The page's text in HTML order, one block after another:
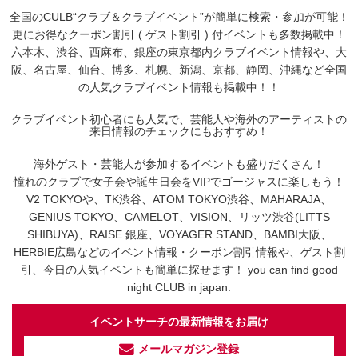
全国のCULB“クラブ＆クラブイベント”が簡単に検索・参加が可能！
更にお得なクーポン割引 ( ゲスト割引 ) 付イベントも多数掲載中！
六本木、渋谷、西麻布、銀座の東京都内クラブイベント情報や、大
阪、名古屋、仙台、博多、札幌、新潟、京都、静岡、沖縄など全国
の人気クラブイベント情報も掲載中！！
クラブイベント初心者にも人気で、芸能人や海外のアーティストの
来日情報のチェックにもおすすめ！
海外ゲスト・芸能人が参加するイベントも盛りだくさん！
憧れのクラブで女子会や誕生日会をVIPでゴージャスに楽しもう！
V2 TOKYOや、TK渋谷、ATOM TOKYO渋谷、MAHARAJA、
GENIUS TOKYO、CAMELOT、VISION、リッツ渋谷(LITTS
SHIBUYA)、RAISE 銀座、VOYAGER STAND、BAMBI大阪、
HERBIE広島などのイベント情報・クーポン割引情報や、ゲスト割
引、今日の人気イベントも簡単に探せます！ you can find good
night CLUB in japan.
イベントサーチの最新情報をお届け
メールマガジン登録